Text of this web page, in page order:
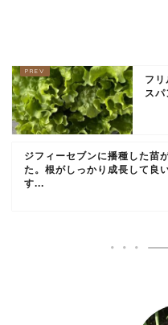
フ
スパ
ジフィーセブンに播種した苗
た。根がしっかり成長して良
す...